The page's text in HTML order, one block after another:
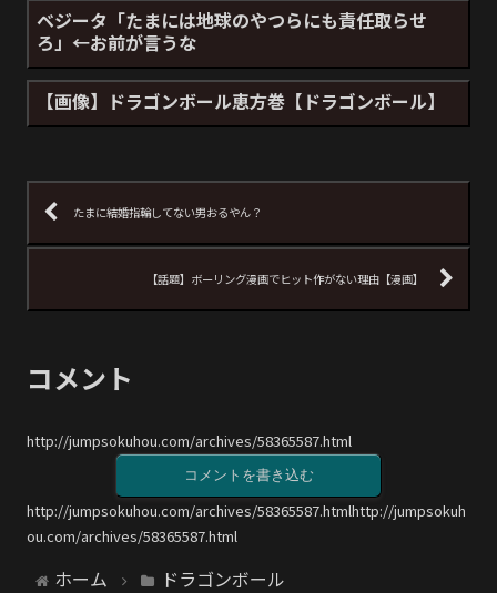
ベジータ「たまには地球のやつらにも責任取らせ
ろ」←お前が言うな
【画像】ドラゴンボール恵方巻【ドラゴンボール】
たまに結婚指輪してない男おるやん？
【話題】ボーリング漫画でヒット作がない理由【漫画】
コメント
http://jumpsokuhou.com/archives/58365587.html
コメントを書き込む
http://jumpsokuhou.com/archives/58365587.htmlhttp://jumpsokuh
ou.com/archives/58365587.html
ホーム ドラゴンボール